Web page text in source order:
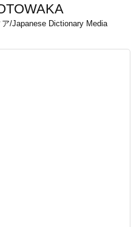
/Japanese Dictionary Media